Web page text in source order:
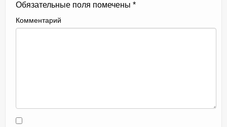
Обязательные поля помечены *
Комментарий